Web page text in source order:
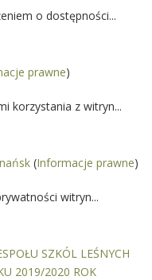
o dostępności...
prawne)
korzystania z witryn...
(Informacje prawne)
witryn...
SZKÓL LEŚNYCH
2019/2020 ROK